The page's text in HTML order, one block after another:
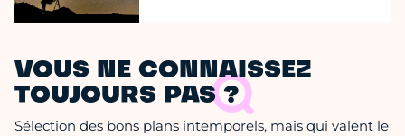
VOUS NE CONNAISSEZ
TOUJOURS PAS ?
Sélection des bons plans intemporels, mais qui valent le